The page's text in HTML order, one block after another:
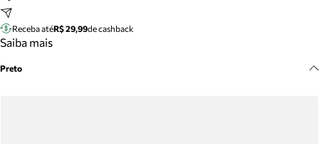
Tire dúvidas sobre pedidos, devoluções e mais.
Receba atéR$ 29,99de cashback
Saiba mais
Preto